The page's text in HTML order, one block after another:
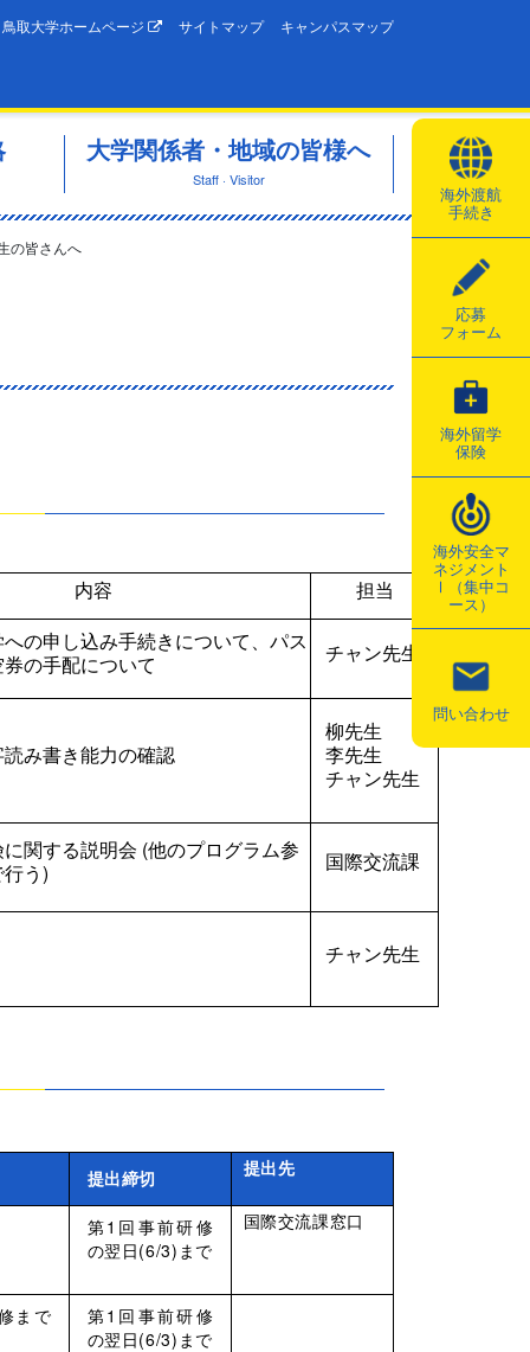
鳥取大学ホームページ サイトマップ キャンパスマップ
海外渡航
手続き
応募
フォーム
海外留学
保険
海外安全マ
ネジメント
Ⅰ（集中コ
ース）
問い合わせ
大学関係者・地域の皆様へ
Staff · Visitor
の皆さんへ
内容 担当
の申し込み手続きについて、パス
の手配について
チャン先生
読み書き能力の確認
柳先生
李先生
チャン先生
関する説明会 (他のプログラム参
行う)
国際交流課
チャン先生
提出締切 提出先
第1回事前研修
の翌日(6/3)まで
国際交流課窓口
まで
第1回事前研修
の翌日(6/3)まで